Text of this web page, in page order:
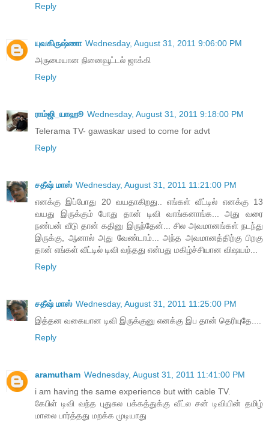
Reply
யுவகிருஷ்ணா Wednesday, August 31, 2011 9:06:00 PM
அருமையான நினைவூட்டல் ஜாக்கி
Reply
ராம்ஜி_யாஹூ Wednesday, August 31, 2011 9:18:00 PM
Telerama TV- gawaskar used to come for advt
Reply
சதீஷ் மாஸ் Wednesday, August 31, 2011 11:21:00 PM
எனக்கு இப்போது 20 வயதாகிறது.. எங்கள் வீட்டில் எனக்கு 13
வயது இருக்கும் போது தான் டிவி வாங்கனாங்க... அது வரை
நண்பன் வீடு தான் கதினு இருந்தேன்... சில அவமானங்கள் நடந்து
இருக்கு, ஆனால் அது வேண்டாம்... அந்த அவமானத்திற்கு பிறகு
தான் எங்கள் வீட்டில் டிவி வந்தது என்பது மகிழ்ச்சியான விஷயம்...
Reply
சதீஷ் மாஸ் Wednesday, August 31, 2011 11:25:00 PM
இத்தன வகையான டிவி இருக்குனு எனக்கு இப தான் தெரியுதே....
Reply
aramutham Wednesday, August 31, 2011 11:41:00 PM
i am having the same experience but with cable TV.
கேபிள் டிவி வந்த புதுசுல பக்கத்துக்கு வீட்ல சன் டிவியின் தமிழ்
மாலை பார்த்தது மறக்க முடியாது